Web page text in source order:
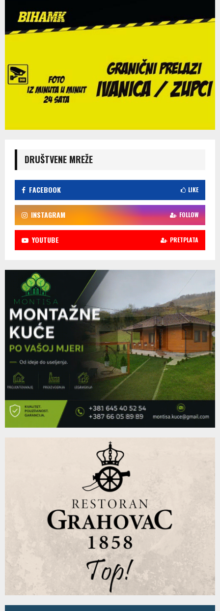
DRUŠTVENE MREŽE
FACEBOOK LIKE
INSTAGRAM FOLLOW
YOUTUBE PRETPLATA